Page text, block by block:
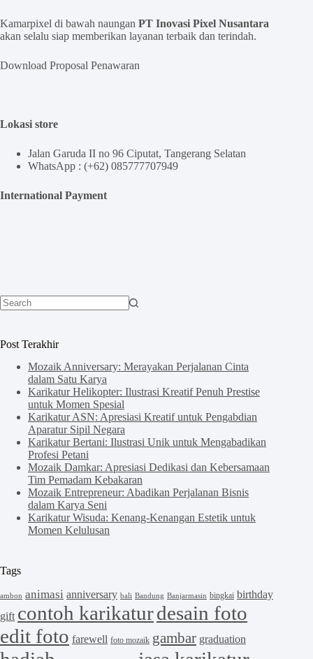
Kamarpixel di bawah naungan PT Inovasi Pixel Nusantara
akan selalu siap memberikan layanan terbaik dan terindah.
Download Proposal Penawaran
Lokasi store
Jalan Garuda II no 96 Ciputat, Tangerang Selatan
WhatsApp : (+62) 085777707949
International Payment
Post Terakhir
Mozaik Anniversary: Merayakan Perjalanan Cinta
dalam Satu Karya
Karikatur Helikopter: Ilustrasi Kreatif Penuh Prestise
untuk Momen Spesial
Karikatur ASN: Apresiasi Kreatif untuk Pengabdian
Aparatur Sipil Negara
Karikatur Bertani: Ilustrasi Unik untuk Mengabadikan
Profesi Petani
Mozaik Damkar: Apresiasi Dedikasi dan Kebersamaan
Tim Pemadam Kebakaran
Mozaik Entrepreneur: Abadikan Perjalanan Bisnis
dalam Karya Seni
Karikatur Wisuda: Kenang-Kenangan Estetik untuk
Momen Kelulusan
Tags
ambon animasi anniversary bali Bandung Banjarmasin bingkai birthday
gift contoh karikaturdesain foto
edit foto farewell foto mozaik gambar graduation